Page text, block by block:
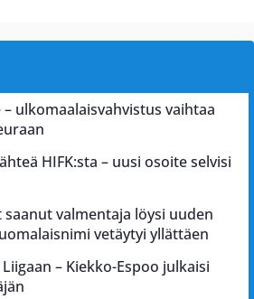
– ulkomaalaisvahvistus vaihtaa
HIFK:sta – uusi osoite selvisi
valmentaja löysi uuden
vetäytyi yllättäen
– Kiekko-Espoo julkaisi